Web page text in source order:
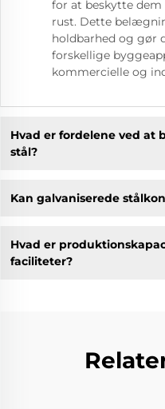
for at beskytte
rust. Dette
holdbarhed og gør
forskellige
kommercielle og
Hvad er fordelene ved at
stål?
Kan galvaniserede
Hvad er
faciliteter?